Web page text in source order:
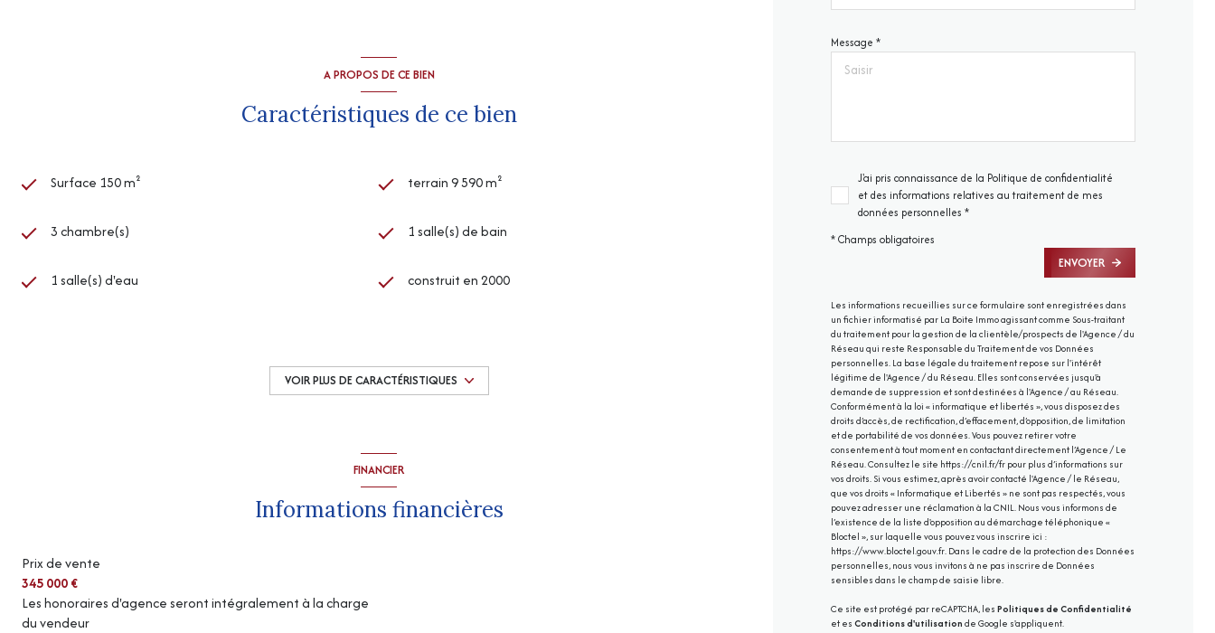
A PROPOS DE CE BIEN
Caractéristiques de ce bien
Surface 150 m² terrain 9 590 m²
3 chambre(s) 1 salle(s) de bain
1 salle(s) d'eau construit en 2000
1 garage(s)
VOIR PLUS DE CARACTÉRISTIQUES
FINANCIER
Informations financières
Prix de vente
345 000 €
Les honoraires d'agence seront intégralement à la charge
du vendeur
Message *
J'ai pris connaissance de la Politique de confidentialité
et des informations relatives au traitement de mes
données personnelles *
* Champs obligatoires
ENVOYER
Les informations recueillies sur ce formulaire sont enregistrées dans
un fichier informatisé par La Boite Immo agissant comme Sous-traitant
du traitement pour la gestion de la clientèle/prospects de l'Agence / du
Réseau qui reste Responsable du Traitement de vos Données
personnelles. La base légale du traitement repose sur l'intérêt
légitime de l'Agence / du Réseau. Elles sont conservées jusqu'à
demande de suppression et sont destinées à l'Agence / au Réseau.
Conformément à la loi « informatique et libertés », vous disposez des
droits d’accès, de rectification, d’effacement, d’opposition, de limitation
et de portabilité de vos données. Vous pouvez retirer votre
consentement à tout moment en contactant directement l’Agence / Le
Réseau. Consultez le site https://cnil.fr/frpour plus d’informations sur
vos droits. Si vous estimez, après avoir contacté l'Agence / le Réseau,
que vos droits « Informatique et Libertés » ne sont pas respectés, vous
pouvez adresser une réclamation à la CNIL. Nous vous informons de
l’existence de la liste d'opposition au démarchage téléphonique «
Bloctel », sur laquelle vous pouvez vous inscrire ici :
https://www.bloctel.gouv.fr. Dans le cadre de la protection des Données
personnelles, nous vous invitons à ne pas inscrire de Données
sensibles dans le champ de saisie libre.
Ce site est protégé par reCAPTCHA, les Politiques de Confidentialité
et es Conditions d'utilisation de Google s'appliquent.